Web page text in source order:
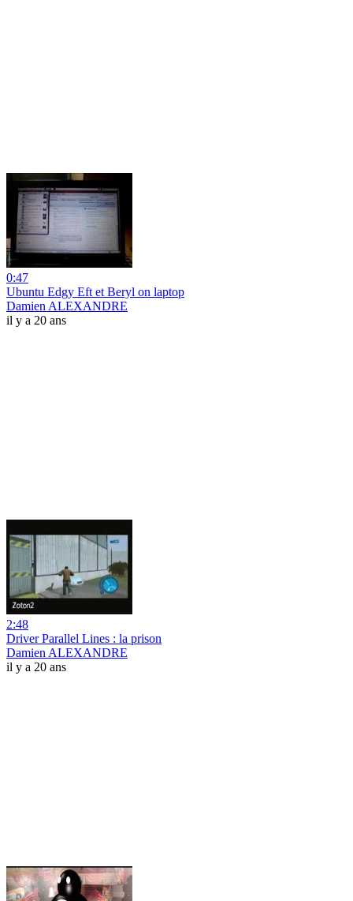
0:47
Ubuntu Edgy Eft et Beryl on laptop
Damien ALEXANDRE
il y a 20 ans
2:48
Driver Parallel Lines : la prison
Damien ALEXANDRE
il y a 20 ans